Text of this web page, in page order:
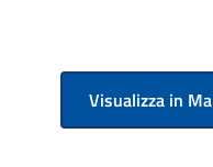
Visualizza in